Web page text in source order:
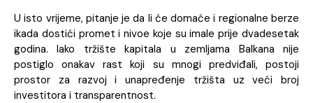
U isto vrijeme, pitanje je da li će domaće i regionalne berze
ikada dostići promet i nivoe koje su imale prije dvadesetak
godina. Iako tržište kapitala u zemljama Balkana nije
postiglo onakav rast koji su mnogi predviđali, postoji
prostor za razvoj i unapređenje tržišta uz veći broj
investitora i transparentnost.